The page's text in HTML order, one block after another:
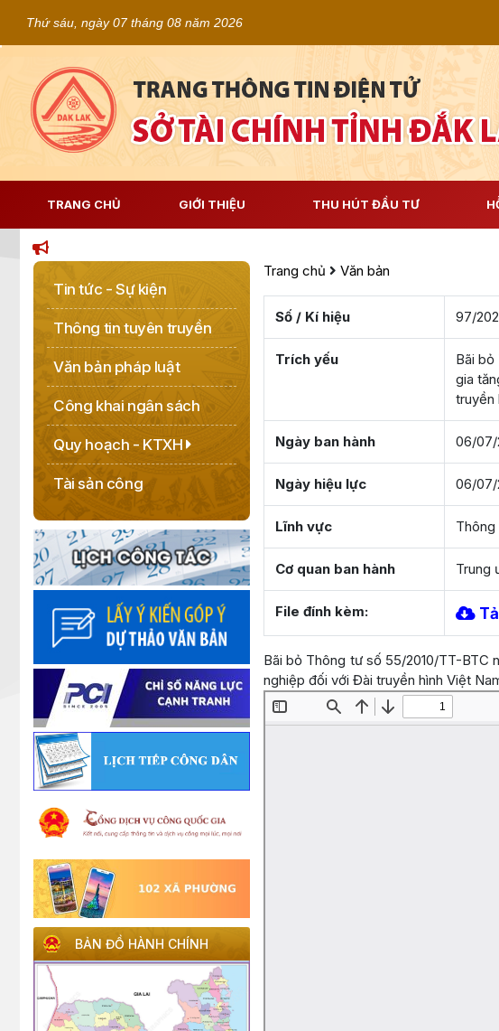
Thứ sáu, ngày 07 tháng 08 năm 2026
TRANG CHỦ GIỚI THIỆU THU HÚT ĐẦU TƯ
Tin tức - Sự kiện
Thông tin tuyên truyền
Văn bản pháp luật
Công khai ngân sách
Quy hoạch - KTXH
Tài sản công
BẢN ĐỒ HÀNH CHÍNH
Trang chủ Văn bản
Số / Kí hiệu 97/
Trích yếu
Bãi bỏ
gia
truyền
Ngày ban hành 06/07/
Ngày hiệu lực 06/07/
Lĩnh vực
Cơ quan ban hành Trung
File đính kèm:
Bãi bỏ Thông tư số 55/2010/TT-BTC
nghiệp đối với Đài truyền hình Việt